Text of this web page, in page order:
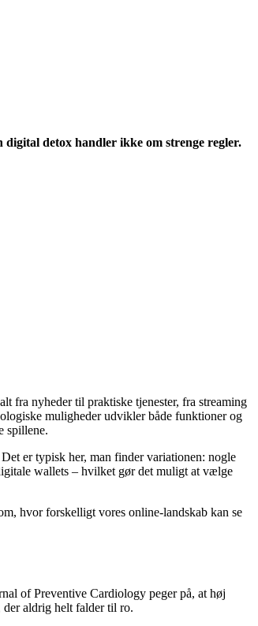
detox handler ikke om strenge regler.
fra nyheder til praktiske tjenester, fra streaming
muligheder udvikler både funktioner og
spillene.
er typisk her, man finder variationen: nogle
wallets – hvilket gør det muligt at vælge
hvor forskelligt vores online-landskab kan se
of Preventive Cardiology peger på, at høj
der aldrig helt falder til ro.